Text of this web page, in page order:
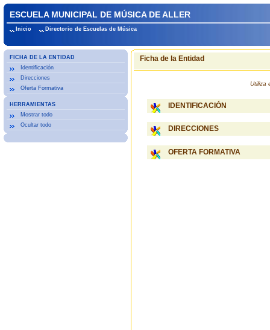
ESCUELA MUNICIPAL DE MÚSICA DE ALLER
Inicio Directorio de Escuelas de Música
FICHA DE LA ENTIDAD
Identificación
Direcciones
Oferta Formativa
HERRAMIENTAS
Mostrar todo
Ocultar todo
Ficha de la Entidad
Utiliza
IDENTIFICACIÓN
DIRECCIONES
OFERTA FORMATIVA